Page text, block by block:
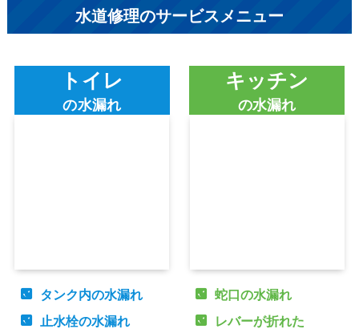
水道修理のサービスメニュー
トイレ
の水漏れ
タンク内の水漏れ
止水栓の水漏れ
キッチン
の水漏れ
蛇口の水漏れ
レバーが折れた